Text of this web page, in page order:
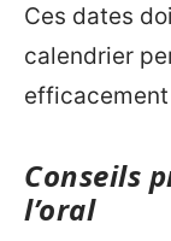
Ces dates
calendrier
Conseils
l’oral